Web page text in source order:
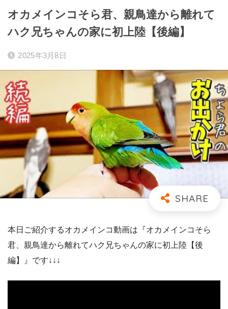
オカメインコそら君、親鳥達から離れて
ハク兄ちゃんの家に初上陸【後編】
2025年3月8日
本日ご紹介するオカメインコ動画は『オカメインコそら
君、親鳥達から離れてハク兄ちゃんの家に初上陸【後
編】』です↓↓↓